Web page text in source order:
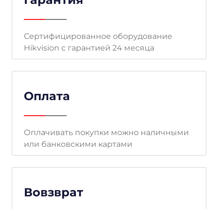
Сертифицированное оборудование
Hikvision с гарантией 24 месяца
Оплата
Оплачивать покупки можно наличными
или банковскими картами
Вовзврат